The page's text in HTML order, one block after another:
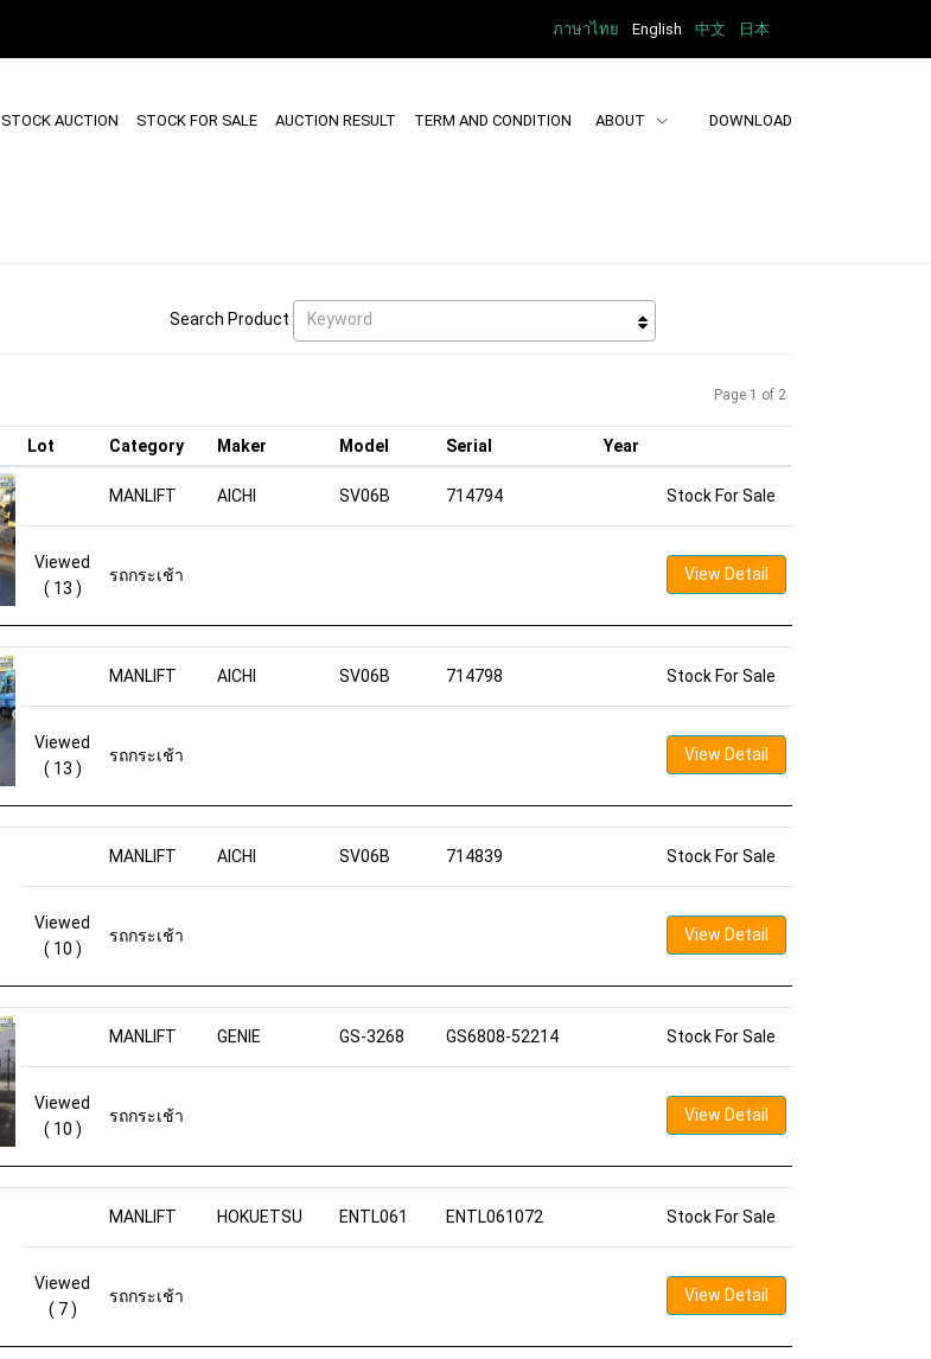
ภาษาไทย English 中文 日本
STOCK AUCTION STOCK FOR SALE AUCTION RESULT TERM AND CONDITION ABOUT DOWNLOAD
Search Product Keyword
Page 1 of 2
Lot Category Maker Model Serial Year
MANLIFT AICHI SV06B 714794 Stock For Sale
Viewed
( 13 )
รถกระเช้า View Detail
MANLIFT AICHI SV06B 714798 Stock For Sale
Viewed
( 13 )
รถกระเช้า View Detail
MANLIFT AICHI SV06B 714839 Stock For Sale
Viewed
( 10 )
รถกระเช้า View Detail
MANLIFT GENIE GS-3268 GS6808-52214 Stock For Sale
Viewed
( 10 )
รถกระเช้า View Detail
MANLIFT HOKUETSU ENTL061 ENTL061072 Stock For Sale
Viewed
( 7 )
รถกระเช้า View Detail